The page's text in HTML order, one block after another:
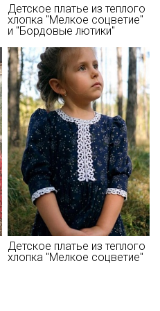
состоянии
подложив махровое
от оригинального цвета
вашего монитора и в
Детское платье из теплого
хлопка "Мелкое соцветие"
и "Бордовые лютики"
Детское платье из теплого
хлопка "Мелкое соцветие"
Купава
тканей